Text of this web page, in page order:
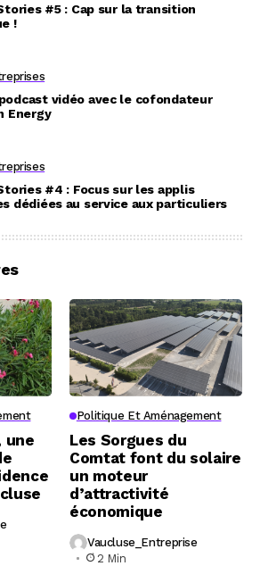
#5 : Cap sur la transition
!
vidéo avec le cofondateur
Energy
#4 : Focus sur les applis
dédiées au service aux particuliers
une
Politique Et Aménagement
Les Sorgues du
Comtat font du solaire
un moteur
d’attractivité
économique
Vaucluse_Entreprise
2 Min